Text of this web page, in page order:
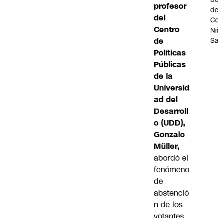
profesor
del
Centro
de
Políticas
Públicas
de la
Universid
ad del
Desarroll
o (UDD),
Gonzalo
Müller,
abordó el
fenómeno
de
abstenció
n de los
de